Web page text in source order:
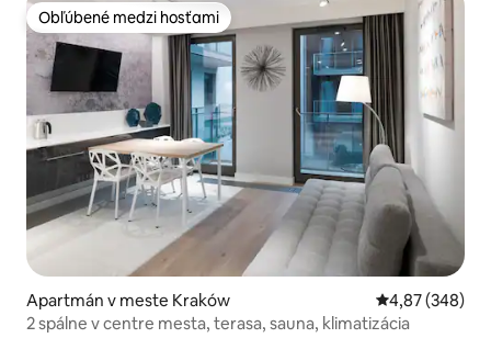
Obľúbené medzi hosťami
Obľúbené medzi hosťami
Apartmán v meste Kraków Priemerné
4,87 (348)
2 spálne v centre mesta, terasa, sauna, klimatizácia